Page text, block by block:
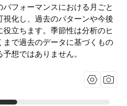
フォーマンスにおける月ごと
化し、過去のパターンや今後
立ちます。季節性は分析のヒ
まで過去のデータに基づくもの
想ではありません。